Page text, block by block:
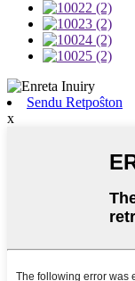
Sendu Retpoŝton
x